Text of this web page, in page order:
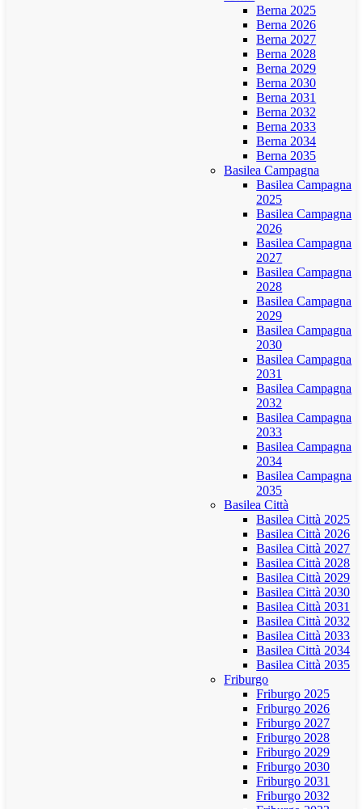
Berna 2025
Berna 2026
Berna 2027
Berna 2028
Berna 2029
Berna 2030
Berna 2031
Berna 2032
Berna 2033
Berna 2034
Berna 2035
Basilea Campagna
Basilea Campagna
2025
Basilea Campagna
2026
Basilea Campagna
2027
Basilea Campagna
2028
Basilea Campagna
2029
Basilea Campagna
2030
Basilea Campagna
2031
Basilea Campagna
2032
Basilea Campagna
2033
Basilea Campagna
2034
Basilea Campagna
2035
Basilea Città
Basilea Città 2025
Basilea Città 2026
Basilea Città 2027
Basilea Città 2028
Basilea Città 2029
Basilea Città 2030
Basilea Città 2031
Basilea Città 2032
Basilea Città 2033
Basilea Città 2034
Basilea Città 2035
Friburgo
Friburgo 2025
Friburgo 2026
Friburgo 2027
Friburgo 2028
Friburgo 2029
Friburgo 2030
Friburgo 2031
Friburgo 2032